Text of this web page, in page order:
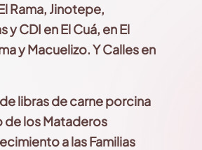
Rama, Jinotepe,
y CDI en ElCuá, en El
yMacuelizo. Y Calles en
libras de carne porcina
de losMataderos
a las Familias